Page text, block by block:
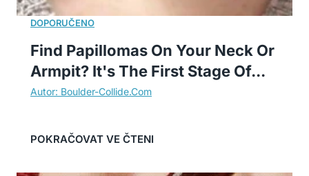
Find Papillomas On Your Neck Or
Armpit? It's The First Stage Of...